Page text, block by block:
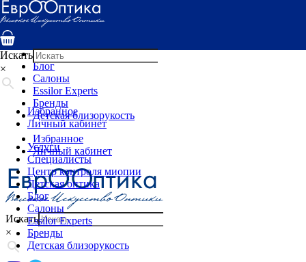
Услуги
Специалисты
Детская оптика
Блог
Салоны
Essilor Experts
Бренды
Детская близорукость
Избранное
Личный кабинет
Искать
×
Искать
×
Избранное
Личный кабинет
Услуги
Специалисты
Центр контроля миопии
Детская оптика
Блог
Салоны
Essilor Experts
Бренды
Детская близорукость